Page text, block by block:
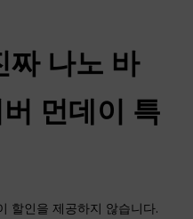
나노 바
먼데이 특
할인을 제공하지 않습니다.